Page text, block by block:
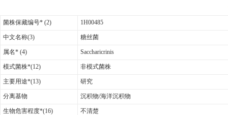
菌株保藏编号* (2) 1H00485
中文名称(3) 糖丝菌
属名* (4) Saccharicrinis
模式菌株*(12) 非模式菌株
主要用途*(13) 研究
分离基物 沉积物/海洋沉积物
生物危害程度*(16) 不清楚